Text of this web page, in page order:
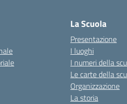
La Scuola
Presentazione
I luoghi
I numeri della
Le carte della
Organizzazione
La storia